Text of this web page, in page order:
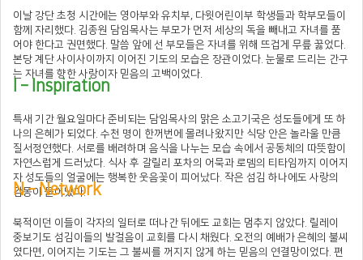
이날 강단 초청 시간에는 영아부와 유치부, 다윗어린이부 학생들과 학부모들이
함께 자리했다. 김종원 담임목사는 부모가 먼저 세상의 독을 빼내고 자녀를 품
어야 한다고 권면했다. 말씀 앞에 선 부모들은 자녀를 위해 뜨겁게 무릎 꿇었다.
본당 계단 사이사이까지 이어진 기도의 모습은 장관이었다. 눈물로 드리는 간구
는 자녀를 향한 사랑이자 믿음의 고백이었다.
I – Inspiration
특새 기간 월요일마다 준비되는 담임목사의 맑은 소고기국은 성도들에게 또 하
나의 은혜가 되었다. 수천 명이 한꺼번에 몰려나왔지만 식당 안은 놀라울 만큼
질서정연했다. 서로를 배려하며 음식을 나누는 모습 속에서 공동체의 따뜻함이
자연스럽게 드러났다. 식사 후 갈릴리 포차의 어묵과 로뎀의 티타임까지 이어지
자 성도들의 얼굴에는 행복한 웃음꽃이 피어났다. 작은 섬김 하나에도 사랑의
감동이 묻어났다.
N – Network
북적이던 이들이 각자의 일터로 떠나간 뒤에도 교회는 멈추지 않았다. 릴레이
중보기도 섬김이들의 발걸음이 교회를 다시 채웠다. 오전의 예배가 은혜의 불씨
였다면, 이어지는 기도는 그 불씨를 꺼지지 않게 하는 믿음의 연결망이었다. 편